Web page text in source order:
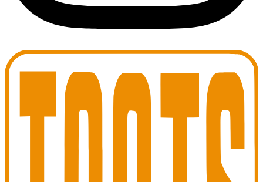
Toots Jazz Club